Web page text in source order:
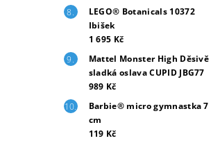
LEGO® Botanicals 10372
Ibišek
1 695 Kč
Mattel Monster High Děsivě
sladká oslava CUPID JBG77
989 Kč
Barbie® micro gymnastka 7
cm
119 Kč